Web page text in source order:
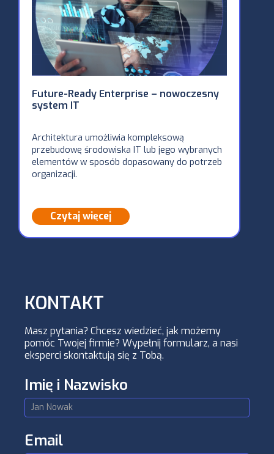
Future-Ready Enterprise – nowoczesny
system IT
Architektura umożliwia kompleksową
przebudowę środowiska IT lub jego wybranych
elementów w sposób dopasowany do potrzeb
organizacji.
Czytaj więcej
KONTAKT
Masz pytania? Chcesz wiedzieć, jak możemy
pomóc Twojej firmie? Wypełnij formularz, a nasi
eksperci skontaktują się z Tobą.
Kontakt
Architektury
Imię i Nazwisko
Email